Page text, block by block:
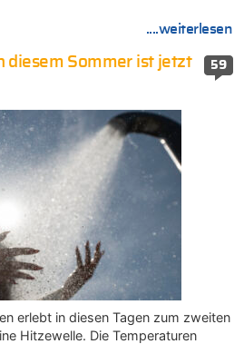
....weiterlesen
59
diesem Sommer ist jetzt
erlebt in diesen Tagen zum zweiten
Hitzewelle. Die Temperaturen